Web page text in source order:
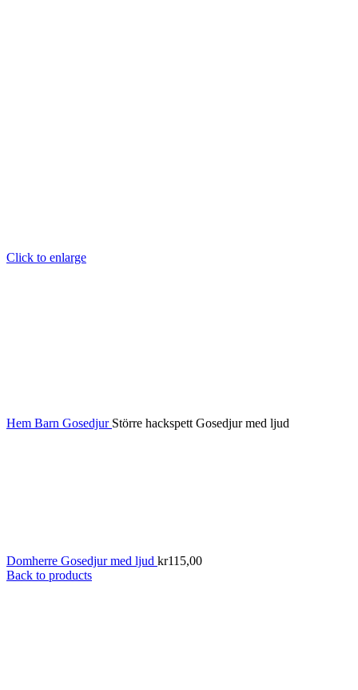
Click to enlarge
Hem Barn Gosedjur Större hackspett Gosedjur med ljud
Domherre Gosedjur med ljud kr115,00
Back to products